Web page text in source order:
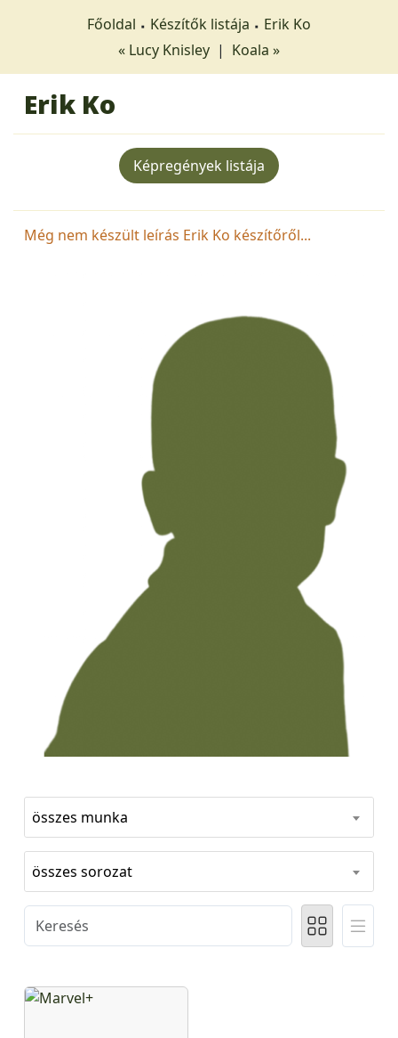
Főoldal Készítők listája
Erik Ko
« Lucy Knisley | Koala »
Erik Ko
Képregények listája
Még nem készült leírás Erik Ko készítőről...
összes munka
összes sorozat